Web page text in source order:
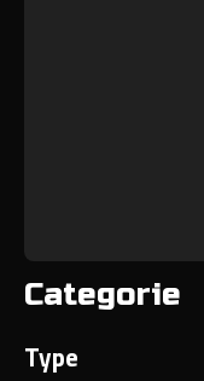
Categorie
Type